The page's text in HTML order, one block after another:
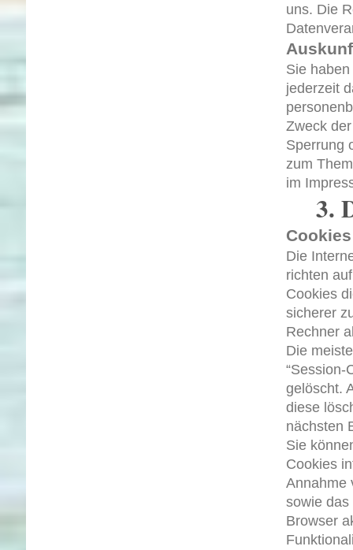
uns. Die
Sie
jederzeit
Zweck
Sperrung
zum
im
3.
Cookies
Die
richten
Cookies
sicherer
Rechner
Die
“Session-
gelöscht.
diese
nächsten
Sie
Cookies
Annahme
sowie
Browser